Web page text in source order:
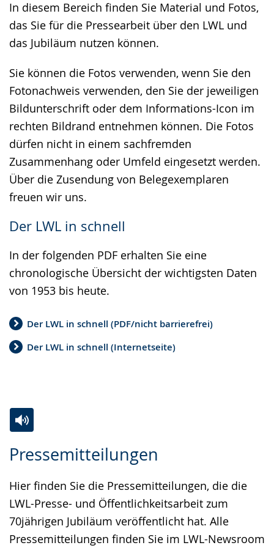
In diesem Bereich finden Sie Material und Fotos,
das Sie für die Pressearbeit über den LWL und
das Jubiläum nutzen können.
Sie können die Fotos verwenden, wenn Sie den
Fotonachweis verwenden, den Sie der jeweiligen
Bildunterschrift oder dem Informations-Icon im
rechten Bildrand entnehmen können. Die Fotos
dürfen nicht in einem sachfremden
Zusammenhang oder Umfeld eingesetzt werden.
Über die Zusendung von Belegexemplaren
freuen wir uns.
Der LWL in schnell
In der folgenden PDF erhalten Sie eine
chronologische Übersicht der wichtigsten Daten
von 1953 bis heute.
Der LWL in schnell (PDF/nicht barrierefrei)
Der LWL in schnell (Internetseite)
Gebärdensprache
wird
angezeigt.
Pressemitteilungen
Hier finden Sie die Pressemitteilungen, die die
LWL-Presse- und Öffentlichkeitsarbeit zum
70jährigen Jubiläum veröffentlicht hat. Alle
Pressemitteilungen finden Sie im LWL-Newsroom
Leichten
wechseln.
Audio-
Video
Deutscher
Gebärdensprache
wird